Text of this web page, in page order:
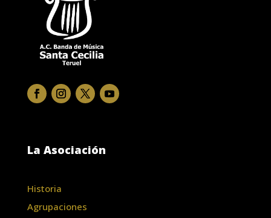
La Asociación
Historia
Agrupaciones